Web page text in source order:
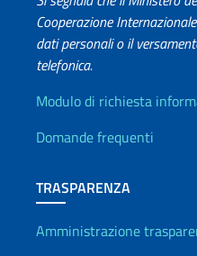
Cooperazione
dati personali o il
telefonica.
Info utili
Modulo di richiesta
Domande frequenti
TRASPARENZA
Amministrazione